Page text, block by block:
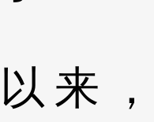
来，